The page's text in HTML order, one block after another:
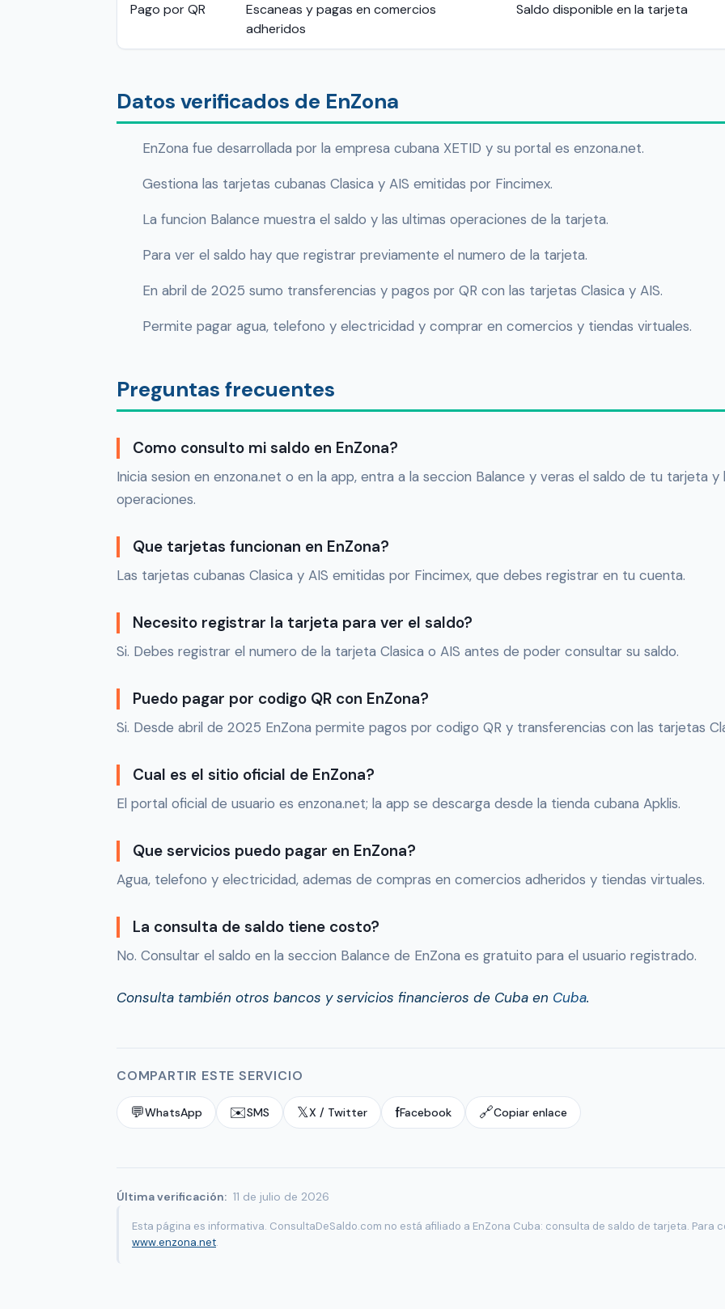
Pago por QR
Escaneas y pagas en comercios
adheridos
Saldo disponible en la tarjeta
Datos verificados de EnZona
EnZona fue desarrollada por la empresa cubana XETID y su portal es enzona.net.
Gestiona las tarjetas cubanas Clasica y AIS emitidas por Fincimex.
La funcion Balance muestra el saldo y las ultimas operaciones de la tarjeta.
Para ver el saldo hay que registrar previamente el numero de la tarjeta.
En abril de 2025 sumo transferencias y pagos por QR con las tarjetas Clasica y AIS.
Permite pagar agua, telefono y electricidad y comprar en comercios y tiendas virtuales.
Preguntas frecuentes
Como consulto mi saldo en EnZona?
Inicia sesion en enzona.net o en la app, entra a la seccion Balance y veras el saldo de tu tarjeta y
operaciones.
Que tarjetas funcionan en EnZona?
Las tarjetas cubanas Clasica y AIS emitidas por Fincimex, que debes registrar en tu cuenta.
Necesito registrar la tarjeta para ver el saldo?
Si. Debes registrar el numero de la tarjeta Clasica o AIS antes de poder consultar su saldo.
Puedo pagar por codigo QR con EnZona?
Si. Desde abril de 2025 EnZona permite pagos por codigo QR y transferencias con las tarjetas
Cual es el sitio oficial de EnZona?
El portal oficial de usuario es enzona.net; la app se descarga desde la tienda cubana Apklis.
Que servicios puedo pagar en EnZona?
Agua, telefono y electricidad, ademas de compras en comercios adheridos y tiendas virtuales.
La consulta de saldo tiene costo?
No. Consultar el saldo en la seccion Balance de EnZona es gratuito para el usuario registrado.
Consulta también otros bancos y servicios financieros de Cuba en Cuba.
COMPARTIR ESTE SERVICIO
💬WhatsApp ✉️SMS 𝕏X / Twitter fFacebook 🔗Copiar enlace
Última verificación: 11 de julio de 2026
Esta página es informativa. ConsultaDeSaldo.com no está afiliado a EnZona Cuba: consulta de saldo de tarjeta. Para
www.enzona.net.